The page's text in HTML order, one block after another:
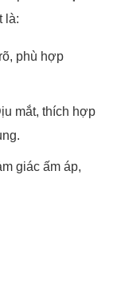
là:
phù hợp
mắt, thích hợp
giác ấm áp,